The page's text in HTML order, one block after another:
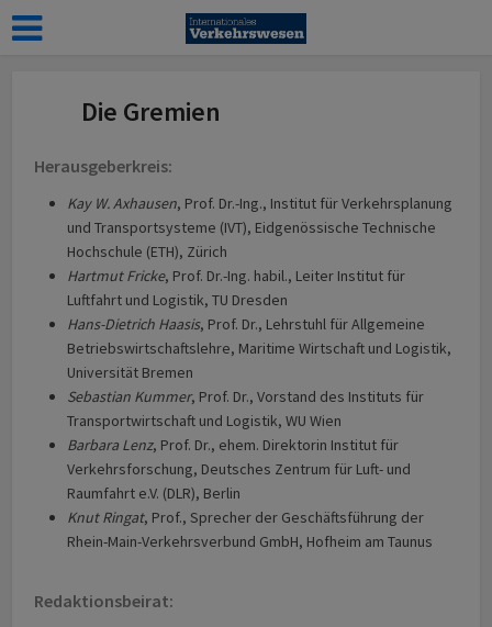
Die Gremien
Herausgeberkreis:
Kay W. Axhausen, Prof. Dr.-Ing., Institut für Verkehrsplanung
und Transportsysteme (IVT), Eidgenössische Technische
Hochschule (ETH), Zürich
Hartmut Fricke, Prof. Dr.-Ing. habil., Leiter Institut für
Luftfahrt und Logistik, TU Dresden
Hans-Dietrich Haasis, Prof. Dr., Lehrstuhl für Allgemeine
Betriebswirtschaftslehre, Maritime Wirtschaft und Logistik,
Universität Bremen
Sebastian Kummer, Prof. Dr., Vorstand des Instituts für
Transportwirtschaft und Logistik, WU Wien
Barbara Lenz, Prof. Dr., ehem. Direktorin Institut für
Verkehrsforschung, Deutsches Zentrum für Luft- und
Raumfahrt e.V. (DLR), Berlin
Knut Ringat, Prof., Sprecher der Geschäftsführung der
Rhein-Main-Verkehrsverbund GmbH, Hofheim am Taunus
Redaktionsbeirat: